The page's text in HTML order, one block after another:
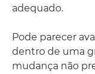
adequado.
Pode parecer
dentro de uma
mudança não